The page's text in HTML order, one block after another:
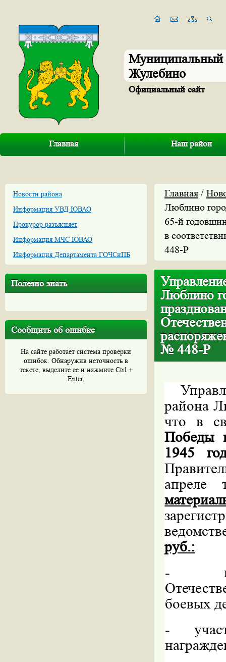
Муниципальный
Жулебино
Официальный сайт
Главная Наш район
Новости района
Информация УВД ЮВАО
Прокурор разъясняет
Информация МЧС ЮВАО
Информация Департамента ГОЧСиПБ
Полезно знать
Сообщить об ошибке
На сайте работает система проверки
ошибок. Обнаружив неточность в
тексте, выделите ее и нажмите Ctrl +
Enter.
Главная /
Люблино
65-й
в
448-Р
Люблино
№ 448-Р
района
что в
Победы
1945
апреле
руб.:
-
боевых
-